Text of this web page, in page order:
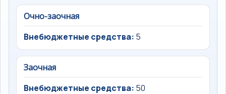
Очно-заочная
Внебюджетные средства: 5
Заочная
Внебюджетные средства: 50